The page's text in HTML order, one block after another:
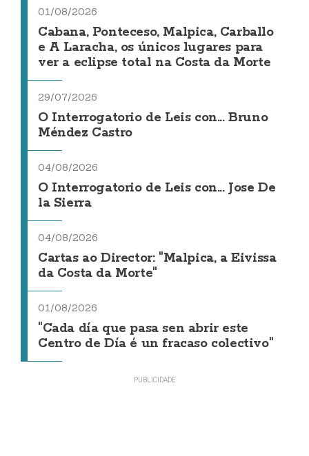
01/08/2026
Cabana, Ponteceso, Malpica, Carballo
e A Laracha, os únicos lugares para
ver a eclipse total na Costa da Morte
29/07/2026
O Interrogatorio de Leis con... Bruno
Méndez Castro
04/08/2026
O Interrogatorio de Leis con... Jose De
la Sierra
04/08/2026
Cartas ao Director: "Malpica, a Eivissa
da Costa da Morte"
01/08/2026
"Cada día que pasa sen abrir este
Centro de Día é un fracaso colectivo"